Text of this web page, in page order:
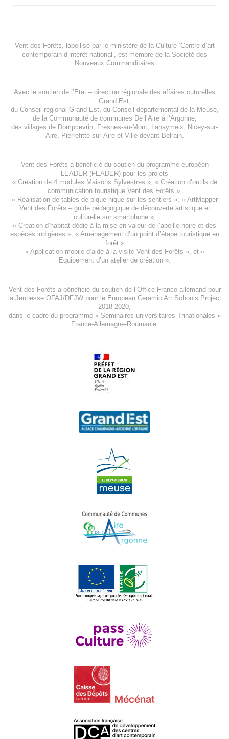
Vent des Forêts, labellisé par le ministère de la Culture ‘Centre d’art
contemporain d’intérêt national’, est membre de la Société des
Nouveaux Commanditaires
Avec le soutien de l’ Etat – direction régionale des affaires cuturelles
Grand Est,
du Conseil régional Grand Est, du Conseil départemental de la Meuse,
de la Communauté de communes De l’Aire à l’Argonne,
des villages de Dompcevrin Fresnes-au-Mont Lahaymeix
Nicey-sur-
Aire, Pierrefitte-sur-Aireet Ville-devant-Belrain.
Vent des Forêts a bénéficié du soutien du programme européen
LEADER (FEADER) pour les projets
« Création de 4 modules Maisons Sylvestres », « Création d’outils de
communication touristique Vent des Forêts »,
« Réalisation de tables de pique-nique sur les sentiers », « ArtMapper
Vent des Forêts – guide pédagogique de découverte artistique et
culturelle sur smartphone »,
« Création d’habitat dédié à la mise en valeur de l’abeille noire et des
espèces indigènes », « Aménagement d’un point d’étape touristique en
forêt»
« Application mobile d’aide à la visite Vent des Forêts », et «
Equipement d’un atelier de création».
Vent des Forêts a bénéficié du soutien de l’Office Franco-allemand pour
la Jeunesse OFAJ/DFJWpour leEuropean Ceramic Art Schools Project
2018-2020
dans le cadre du programme « Séminaires universitaires Trinationales »
France-Allemagne-Roumanie.